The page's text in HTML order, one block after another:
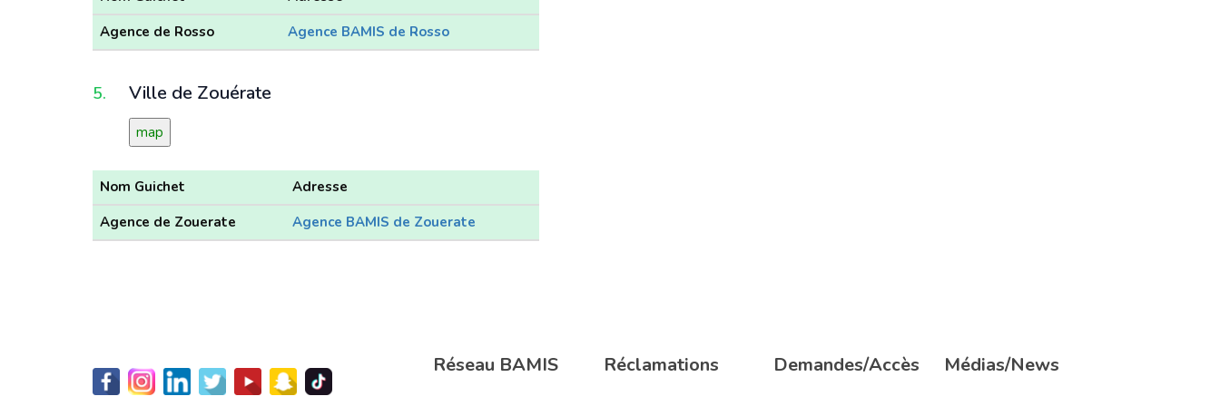
Agence de Rosso
Agence BAMIS de Rosso
5. Ville de Zouérate
map
Nom Guichet
Adresse
Agence de Zouerate
Agence BAMIS de Zouerate
Réseau BAMIS Réclamations Demandes/Accès Médias/News